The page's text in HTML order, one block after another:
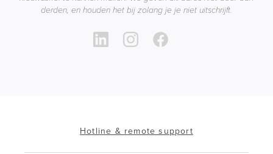
derden, en houden het bij zolang je je niet uitschrijft.
Hotline & remote support